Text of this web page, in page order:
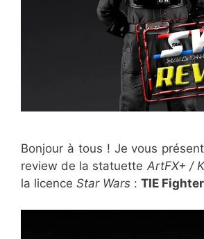
Bonjour à tous ! Je vous
review de la statuette ArtFX+ /
la licence Star Wars : TIE